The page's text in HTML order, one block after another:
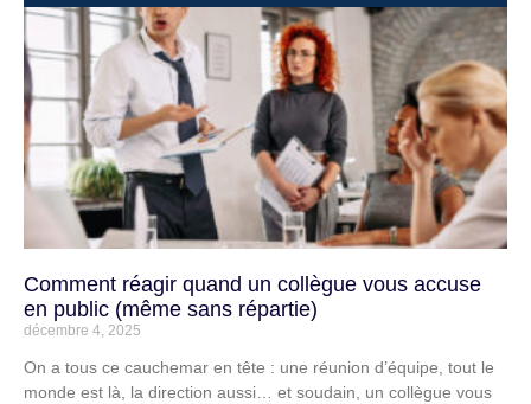
Comment réagir quand un collègue vous accuse
en public (même sans répartie)
décembre 4, 2025
On a tous ce cauchemar en tête : une réunion d’équipe, tout le
monde est là, la direction aussi… et soudain, un collègue vous